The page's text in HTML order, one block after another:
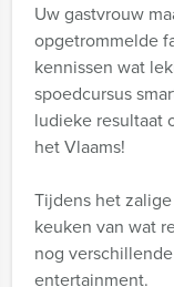
Uw gastvrouw
opgetrommelde
kennissen wat
spoedcursus
ludieke resultaat
het Vlaams!
Tijdens het
keuken van wat
nog
entertainment.